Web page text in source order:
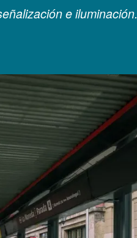
e iluminación.